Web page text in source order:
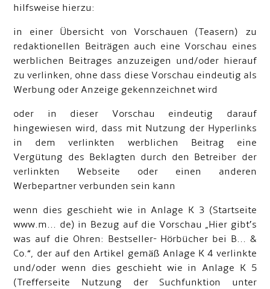
hilfsweise hierzu:
in einer Übersicht von Vorschauen (Teasern) zu
redaktionellen Beiträgen auch eine Vorschau eines
werblichen Beitrages anzuzeigen und/oder hierauf
zu verlinken, ohne dass diese Vorschau eindeutig als
Werbung oder Anzeige gekennzeichnet wird
oder in dieser Vorschau eindeutig darauf
hingewiesen wird, dass mit Nutzung der Hyperlinks
in dem verlinkten werblichen Beitrag eine
Vergütung des Beklagten durch den Betreiber der
verlinkten Webseite oder einen anderen
Werbepartner verbunden sein kann
wenn dies geschieht wie in Anlage K 3 (Startseite
www.m... de) in Bezug auf die Vorschau „Hier gibt’s
was auf die Ohren: Bestseller- Hörbücher bei B... &
Co.“, der auf den Artikel gemäß Anlage K 4 verlinkte
und/oder wenn dies geschieht wie in Anlage K 5
(Trefferseite Nutzung der Suchfunktion unter